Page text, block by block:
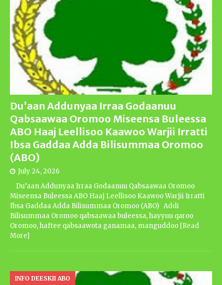
Du’aan Addunyaa Irraa Godaanuu
Qabsaawaa Oromoo Miseensa Buleessa
ABO Haaj Leellisoo Kaawoo Warjii Irratti
Ibsa Gaddaa Adda Bilisummaa Oromoo
(ABO)
July 24, 2026
Du’aan Addunyaa Irraa Godaanuu Qabsaawaa Oromoo
Miseensa Buleessa ABO Haaj Leellisoo Kaawoo Warjii Irratti
Ibsa Gaddaa Adda Bilisummaa Oromoo (ABO) Addi
Bilisummaa Oromoo qabsaawaa buleessa, hayyuu qaroo
Oromoo, haftee qabsaawota ganamaa, manguddoo [Read
More]
INFO DEESKII ABO